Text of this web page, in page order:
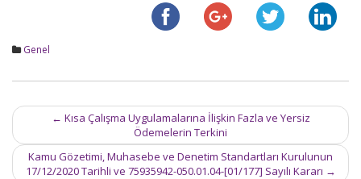
Genel
Post
navigation
← Kısa Çalışma Uygulamalarına İlişkin Fazla ve Yersiz
Ödemelerin Terkini
Kamu Gözetimi, Muhasebe ve Denetim Standartları Kurulunun
17/12/2020 Tarihli ve 75935942-050.01.04-[01/177] Sayılı Kararı →